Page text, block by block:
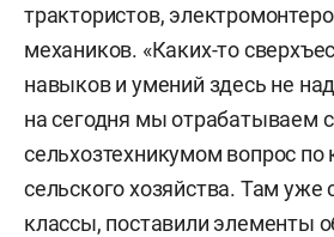
трактористов,
механиков. «Каких-то
навыков и умений здесь не
на сегодня мы отрабатываем
сельхозтехникумом вопрос по
сельского хозяйства. Там уже
классы, поставили элементы